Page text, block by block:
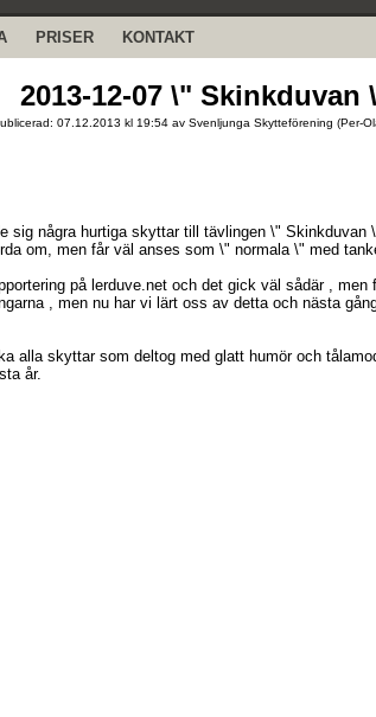
PRISER KONTAKT
2013-12-07 \" Skinkduvan
07.12.2013 kl 19:54 av Svenljunga Skytteförening (Per-
sig några hurtiga skyttar till tävlingen \" Skinkduvan
om, men får väl anses som \" normala \" med
på lerduve.net och det gick väl sådär ,
, men nu har vi lärt oss av detta och nästa
alla skyttar som deltog med glatt humör och
år.